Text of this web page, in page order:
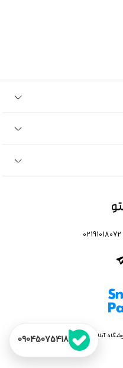
09045075418
02191018072
آنلاین نیلتو می باشد